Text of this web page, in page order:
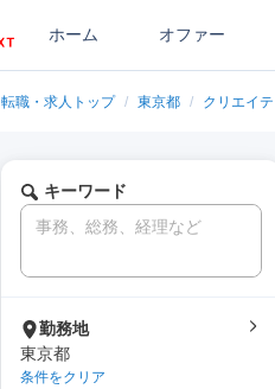
ホーム オファー
転職・求人トップ / 東京都 / クリエイ
キーワード
勤務地
東京都
条件をクリア